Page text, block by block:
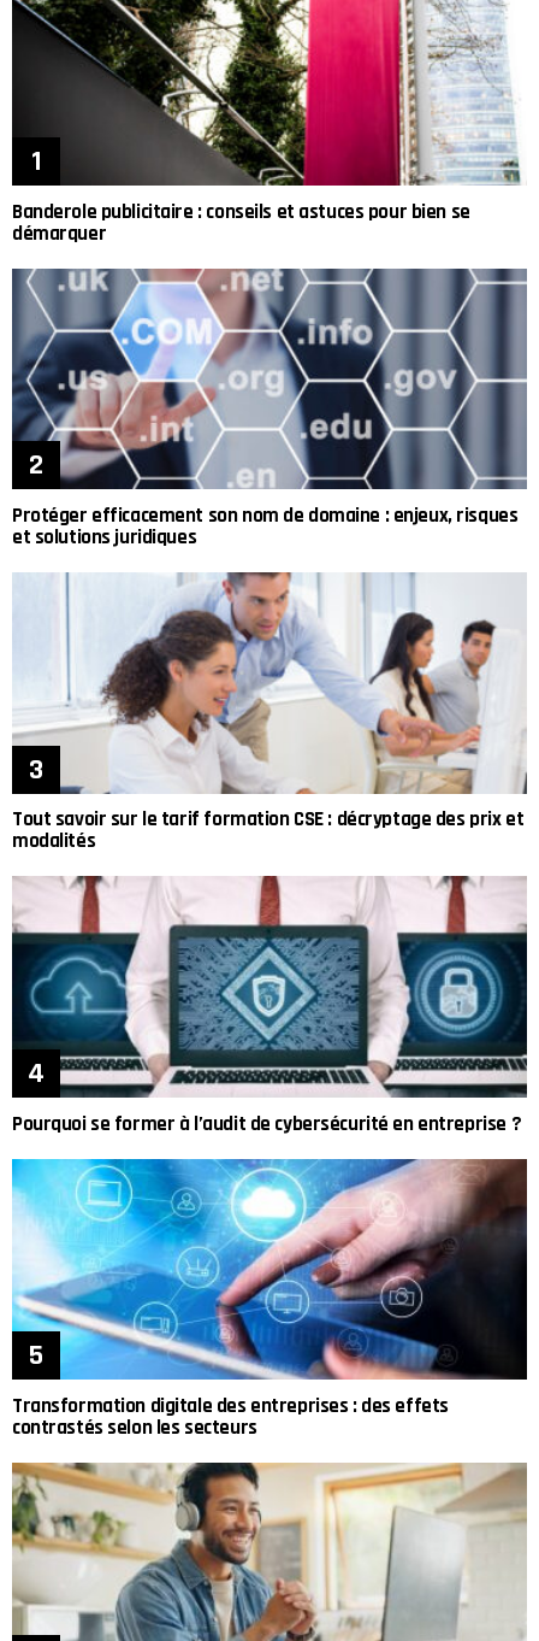
Banderole publicitaire : conseils et astuces pour bien se
démarquer
Protéger efficacement son nom de domaine : enjeux, risques
et solutions juridiques
Tout savoir sur le tarif formation CSE : décryptage des prix et
modalités
Pourquoi se former à l’audit de cybersécurité en entreprise ?
Transformation digitale des entreprises : des effets
contrastés selon les secteurs